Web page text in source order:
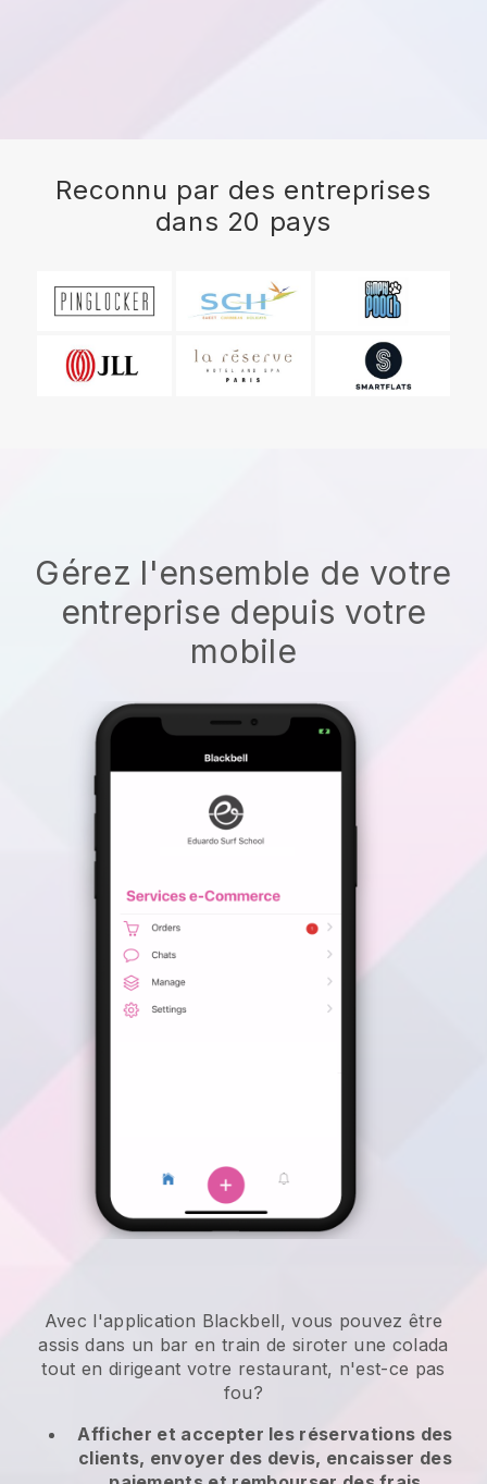
Reconnu par des entreprises
dans 20 pays
Gérez l'ensemble de votre
entreprise depuis votre
mobile
Avec l'application Blackbell, vous pouvez être
assis dans un bar en train de siroter une colada
tout en dirigeant votre restaurant, n'est-ce pas
fou?
Afficher et accepter les réservations des
clients, envoyer des devis, encaisser des